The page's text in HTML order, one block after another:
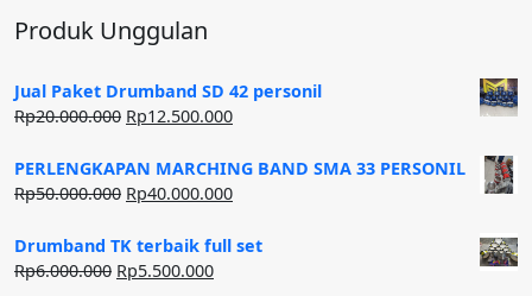
Produk Unggulan
Jual Paket Drumband SD 42 personil
Rp20.000.000 Harga
adalah:
Rp20.000.000.
Rp12.500.000Harga
ini
adalah:
PERLENGKAPAN MARCHING BAND SMA 33 PERSONIL
Rp50.000.000 Harga
adalah:
Rp50.000.000.
Rp40.000.000Harga
ini
Drumband TK terbaik full set
Rp6.000.000 Harga
Rp5.500.000Harga